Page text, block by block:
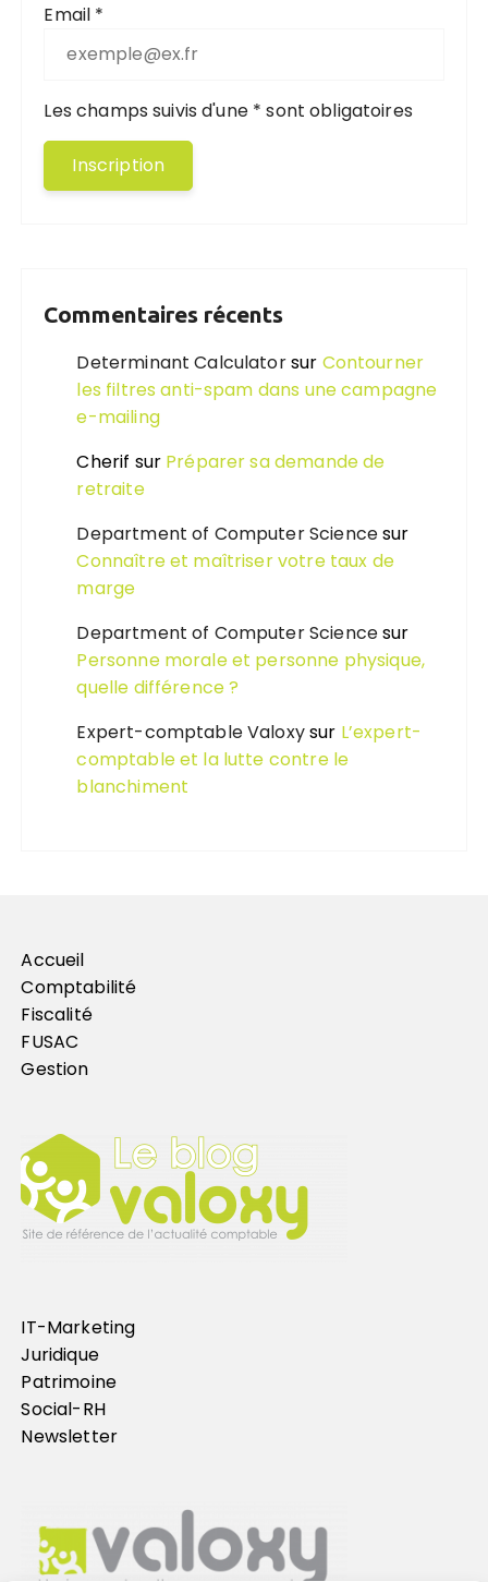
Email *
Les champs suivis d'une * sont obligatoires
Commentaires récents
Determinant Calculatorsur Contourner
les filtres anti-spam dans une campagne
e-mailing
Cherif sur Préparer sa demande de
retraite
Department of Computer Sciencesur
Connaître et maîtriser votre taux de
marge
Department of Computer Sciencesur
Personne morale et personne physique,
quelle différence ?
Expert-comptable Valoxysur L’expert-
comptable et la lutte contre le
blanchiment
Accueil
Comptabilité
Fiscalité
FUSAC
Gestion
IT-Marketing
Juridique
Patrimoine
Social-RH
Newsletter